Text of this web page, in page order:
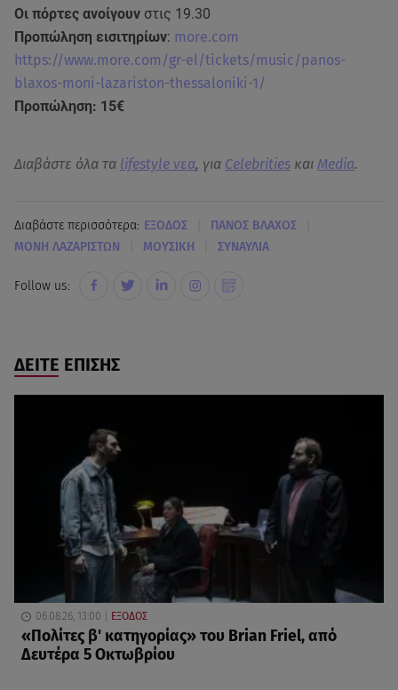
Οι πόρτες ανοίγουν στις 19.30
Προπώληση εισιτηρίων: more.com
https://www.more.com/gr-el/tickets/music/panos-
blaxos-moni-lazariston-thessaloniki-1/
Προπώληση: 15€
Διαβάστε όλα τα lifestyle νεα, για Celebrities και Media.
Διαβάστε περισσότερα: ΕΞΟΔΟΣ ΠΑΝΟΣ ΒΛΑΧΟΣ
ΜΟΝΗ ΛΑΖΑΡΙΣΤΩΝ ΜΟΥΣΙΚΗ ΣΥΝΑΥΛΙΑ
Follow us:
ΔΕΙΤΕ ΕΠΙΣΗΣ
06.08.26, 13:00 ΕΞΟΔΟΣ
«Πολίτες β' κατηγορίας» του Brian Friel, από
Δευτέρα 5 Οκτωβρίου